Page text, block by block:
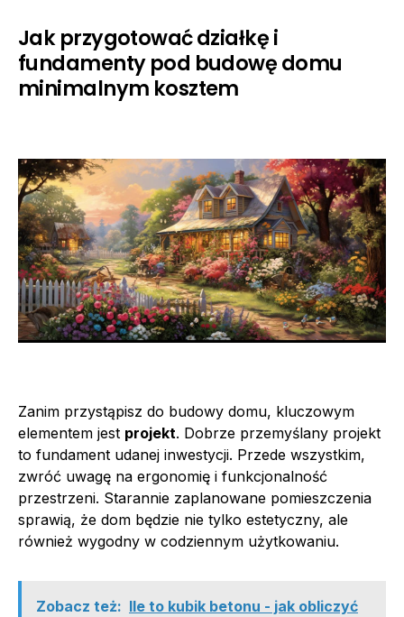
Jak przygotować działkę i
fundamenty pod budowę domu
minimalnym kosztem
Zanim przystąpisz do budowy domu, kluczowym
elementem jest projekt. Dobrze przemyślany projekt
to fundament udanej inwestycji. Przede wszystkim,
zwróć uwagę na ergonomię i funkcjonalność
przestrzeni. Starannie zaplanowane pomieszczenia
sprawią, że dom będzie nie tylko estetyczny, ale
również wygodny w codziennym użytkowaniu.
Zobacz też: Ile to kubik betonu - jak obliczyć